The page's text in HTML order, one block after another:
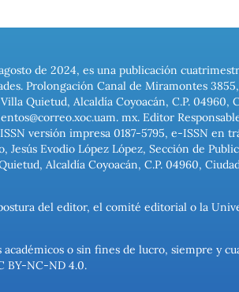
de 2024, es una publicación
Prolongación Canal de Miramontes
Quietud, Alcaldía Coyoacán, C.P.
mx. Editor
versión impresa 0187-5795, e-ISSN
Evodio López López, Sección de
Alcaldía Coyoacán, C.P. 04960,
del editor, el comité editorial o la
o sin fines de lucro, siempre y
BY-NC-ND 4.0.